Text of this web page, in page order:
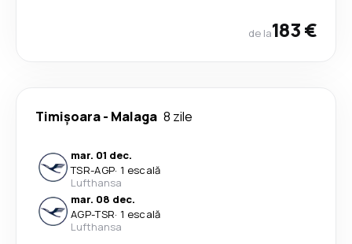
de la183 €
Timișoara- Malaga 8 zile
mar. 01 dec.
TSR-AGP· 1 escală
Lufthansa
mar. 08 dec.
AGP-TSR· 1 escală
Lufthansa